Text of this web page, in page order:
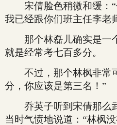
宋倩脸色稍微和缓：“
我已经跟你们班主任李老
那个林磊儿确实是一
就是经常考七百多分。
不过，那个林枫非常
分，你应该是第三名！”
乔英子听到宋倩那么武
当时气愤地说道：“林枫